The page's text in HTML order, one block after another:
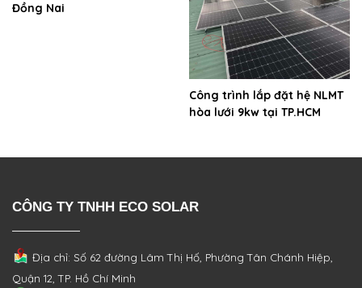
Đồng Nai
Công trình lắp đặt hệ NLMT
hòa lưới 9kw tại TP.HCM
CÔNG TY TNHH ECO SOLAR
Địa chỉ: Số 62 đường Lâm Thị Hố, PhườngTân Chánh Hiệp,
Quận 12, TP. Hồ Chí Minh